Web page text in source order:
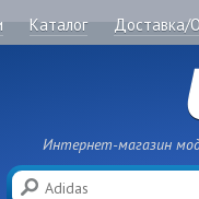
Каталог Доставка/
Интернет-магазин
Поиск